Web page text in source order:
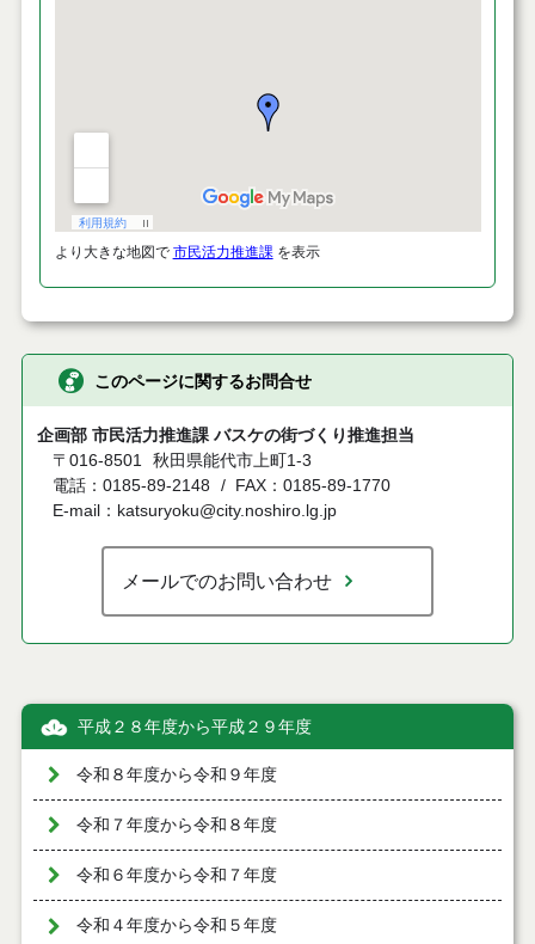
より大きな地図で 市民活力推進課を表示
このページに関するお問合せ
企画部 市民活力推進課 バスケの街づくり推進担当
〒016-8501 秋田県能代市上町1-3
電話：0185-89-2148
FAX：0185-89-1770
E-mail：katsuryoku@city.noshiro.lg.jp
メールでのお問い合わせ
平成２８年度から平成２９年度
令和８年度から令和９年度
令和７年度から令和８年度
令和６年度から令和７年度
令和４年度から令和５年度